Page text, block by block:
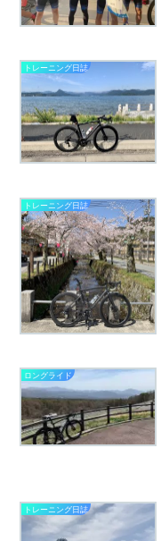
トレーニング日誌
トレーニング日誌
ロングライド
トレーニング日誌